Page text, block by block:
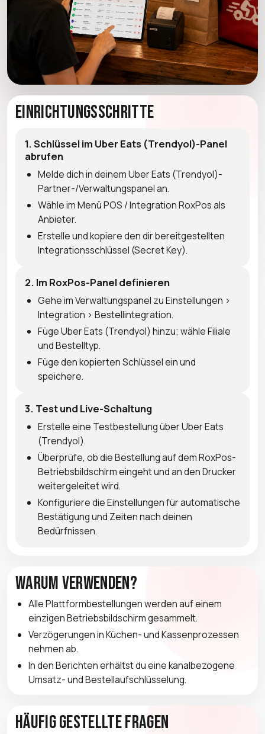
Einrichtungsschritte
1. Schlüssel im Uber Eats (Trendyol)-Panel
abrufen
Melde dich in deinem Uber Eats (Trendyol)-
Partner-/Verwaltungspanel an.
Wähle im Menü POS / Integration RoxPos als
Anbieter.
Erstelle und kopiere den dir bereitgestellten
Integrationsschlüssel (Secret Key).
2. Im RoxPos-Panel definieren
Gehe im Verwaltungspanel zu Einstellungen >
Integration > Bestellintegration.
Füge Uber Eats (Trendyol) hinzu; wähle Filiale
und Bestelltyp.
Füge den kopierten Schlüssel ein und
speichere.
3. Test und Live-Schaltung
Erstelle eine Testbestellung über Uber Eats
(Trendyol).
Überprüfe, ob die Bestellung auf dem RoxPos-
Betriebsbildschirm eingeht und an den Drucker
weitergeleitet wird.
Konfiguriere die Einstellungen für automatische
Bestätigung und Zeiten nach deinen
Bedürfnissen.
Warum verwenden?
Alle Plattformbestellungen werden auf einem
einzigen Betriebsbildschirm gesammelt.
Verzögerungen in Küchen- und Kassenprozessen
nehmen ab.
In den Berichten erhältst du eine kanalbezogene
Umsatz- und Bestellaufschlüsselung.
Häufig gestellte Fragen